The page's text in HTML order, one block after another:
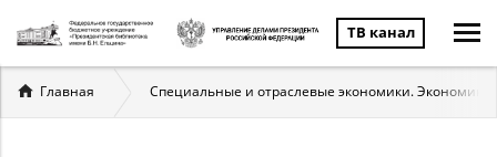
ТВ канал
Вы
здесь
Главная Специальные и отраслевые экономики. Экономика